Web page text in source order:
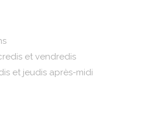
et vendredis
et jeudis après-midi